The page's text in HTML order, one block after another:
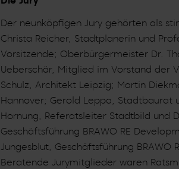
Der neunköpfigen Jury gehörten als
Christa Reicher, Stadtplanerin und
Vorsitzende; Oberbürgermeister Dr.
Ueberschär, Mitglied im Vorstand der
Schulz, Architekt Leipzig; Martin
Hannover; Gerold Leppa, Stadtbaurat
Hornung, Referatsleiter Stadtbild und
Geschäftsführung BRAWO RE
Jungesblut, Geschäftsführung BRAWO
Beratende Jurymitglieder waren